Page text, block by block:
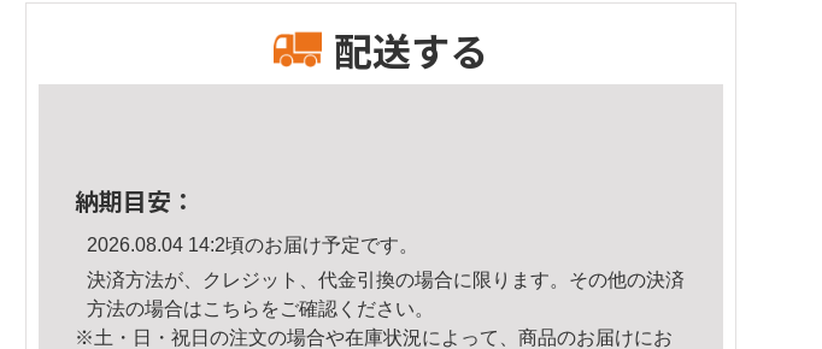
配送する
納期目安：
2026.08.04 14:2頃のお届け予定です。
決済方法が、クレジット、代金引換の場合に限ります。その他の決済
方法の場合はこちら をご確認ください。
※土・日・祝日の注文の場合や在庫状況によって、商品のお届けにお